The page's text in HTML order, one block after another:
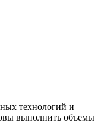
технологий и
выполнить объемы